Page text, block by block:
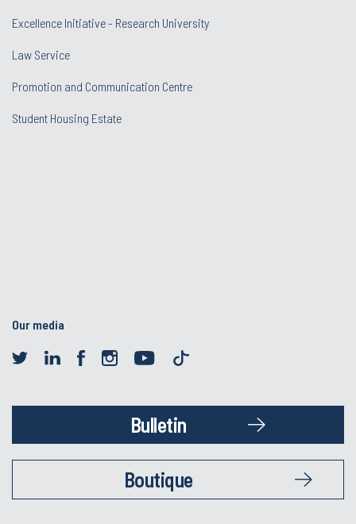
Excellence Initiative - Research University
Law Service
Promotion and Communication Centre
Student Housing Estate
Our media
Bulletin
Boutique